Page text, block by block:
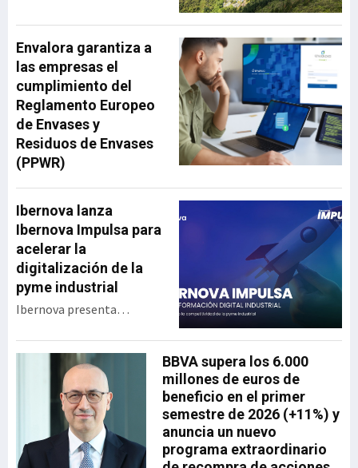
BBVA supera los 6.000
millones de euros de
beneficio en el primer
semestre de 2026 (+11%) y
anuncia un nuevo
programa extraordinario
Envalora garantiza a
las empresas el
cumplimiento del
Reglamento Europeo
de Envases y
Residuos de Envases
(PPWR)
Ibernova lanza
Ibernova Impulsa para
acelerar la
digitalización de la
pyme industrial
Ibernova presenta
programa de apoyo a la
transformación digital
industrial diseñado para
acercar tecnología real a
las pymes con menor
capacidad de inversión y
acompañarlas en un